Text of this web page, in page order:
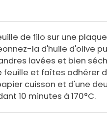
de filo sur une
la d'huile d'olive
lavées et bien
feuille et faîtes adhérer
cuisson et d'une
10 minutes à 170°C.